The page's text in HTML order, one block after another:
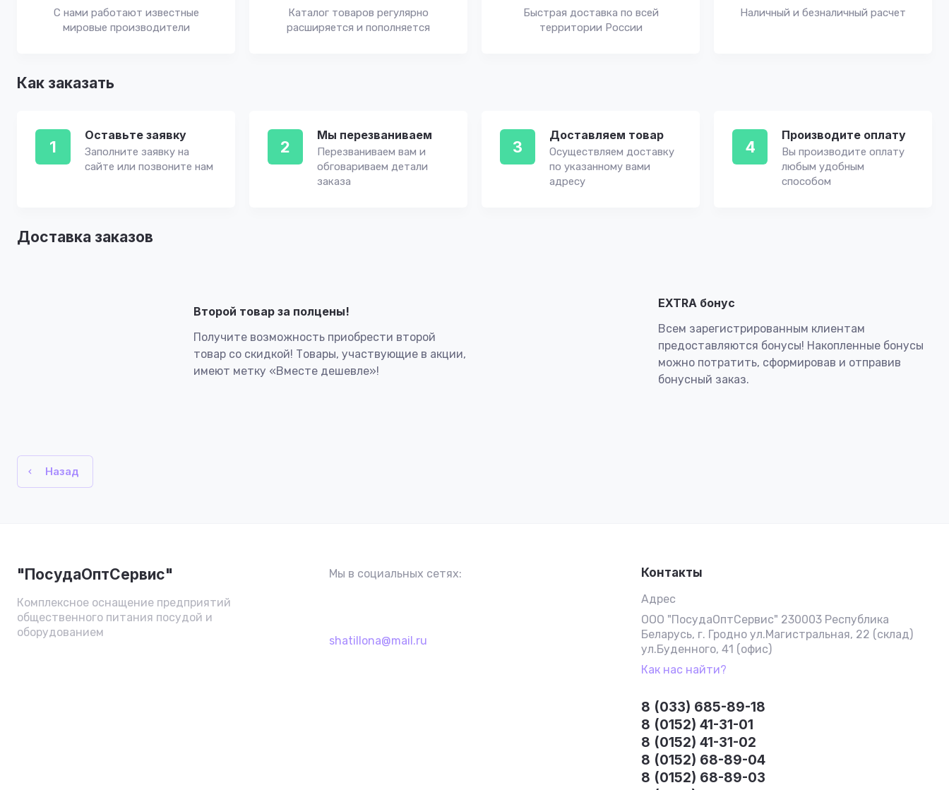
С нами работают известные
мировые производители
Каталог товаров регулярно
расширяется и пополняется
Быстрая доставка по всей
территории России
Наличный и безналичный расчет
Как заказать
1
Оставьте заявку
Заполните заявку на
сайте или позвоните нам
2
Мы перезваниваем
Перезваниваем вам и
обговариваем детали
заказа
3
Доставляем товар
Осуществляем доставку
по указанному вами
адресу
4
Производите оплату
Вы производите оплату
любым удобным
способом
Доставка заказов
Второй товар за полцены!
Получите возможность приобрести второй
товар со скидкой! Товары, участвующие в акции,
имеют метку «Вместе дешевле»!
EXTRA бонус
Всем зарегистрированным клиентам
предоставляются бонусы! Накопленные бонусы
можно потратить, сформировав и отправив
бонусный заказ.
Назад
"ПосудаОптСервис"
Комплексное оснащение предприятий
общественного питания посудой и
оборудованием
Мы в социальных сетях:
shatillona@mail.ru
Контакты
Адрес
ООО "ПосудаОптСервис" 230003 Республика
Беларусь, г. Гродно ул.Магистральная, 22 (склад)
ул.Буденного, 41 (офис)
Как нас найти?
8 (033) 685-89-18
8 (0152) 41-31-01
8 (0152) 41-31-02
8 (0152) 68-89-04
8 (0152) 68-89-03